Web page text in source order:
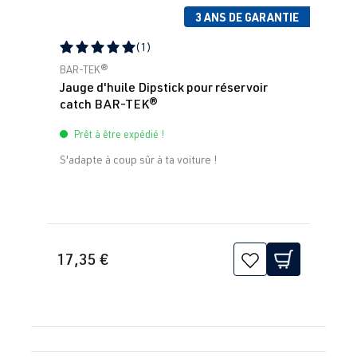
3 ANS DE GARANTIE
Note moyenne de 5 sur 5 étoiles
(1)
BAR-TEK®
Jauge d'huile Dipstick pour réservoir
catch BAR-TEK®
Prêt à être expédié !
S'adapte à coup sûr à ta voiture !
17,35 €